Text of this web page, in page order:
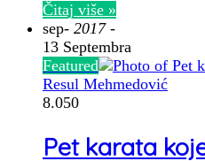
Čitaj više »
sep- 2017 -
13 Septembra
Featured
Resul Mehmedović
8.050
Pet karata